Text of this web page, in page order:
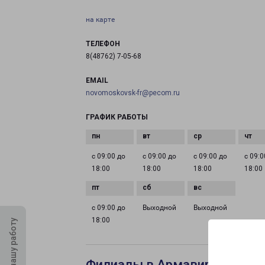
на карте
ТЕЛЕФОН
8(48762) 7-05-68
EMAIL
novomoskovsk-fr@pecom.ru
ГРАФИК РАБОТЫ
с 09:00 до
18:00
с 09:00 до
18:00
с 09:00 до
18:00
с
18:00
с 09:00 до
18:00
Выходной Выходной